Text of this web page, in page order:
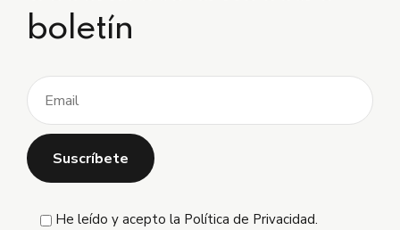
boletín
He leído y acepto la Política de Privacidad.